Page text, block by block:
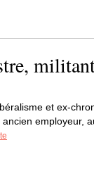
et ex-
employeur,